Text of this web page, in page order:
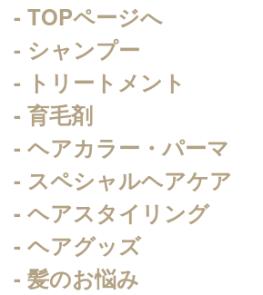
- TOPページへ
- シャンプー
- トリートメント
- 育毛剤
- ヘアカラー・パーマ
- スペシャルヘアケア
- ヘアスタイリング
- ヘアグッズ
- 髪のお悩み